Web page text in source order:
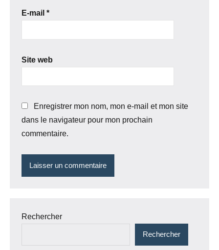
E-mail *
Site web
Enregistrer mon nom, mon e-mail et mon site
dans le navigateur pour mon prochain
commentaire.
Rechercher
Rechercher